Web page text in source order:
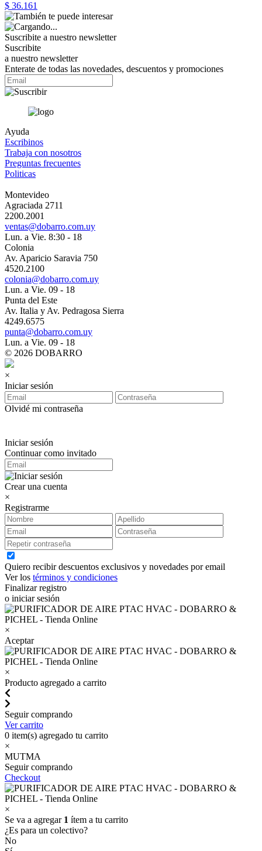
$ 36.161
Suscribite a nuestro newsletter
Suscribite
a nuestro newsletter
Enterate de todas las novedades, descuentos y promociones
Ayuda
Escribinos
Trabaja con nosotros
Preguntas frecuentes
Politicas
Montevideo
Agraciada 2711
2200.2001
ventas@dobarro.com.uy
Lun. a Vie. 8:30 - 18
Colonia
Av. Aparicio Saravia 750
4520.2100
colonia@dobarro.com.uy
Lun. a Vie. 09 - 18
Punta del Este
Av. Italia y Av. Pedragosa Sierra
4249.6575
punta@dobarro.com.uy
Lun. a Vie. 09 - 18
© 2026 DOBARRO
×
Iniciar sesión
Olvidé mi contraseña
Iniciar sesión
Continuar como invitado
Crear una cuenta
×
Registrarme
Quiero recibir descuentos exclusivos y novedades por email
Ver los términos y condiciones
Finalizar registro
o iniciar sesión
×
Aceptar
×
Producto agregado a carrito
Seguir comprando
Ver carrito
0 item(s) agregado tu carrito
×
MUTMA
Seguir comprando
Checkout
×
Se va a agregar 1 ítem a tu carrito
¿Es para un colectivo?
No